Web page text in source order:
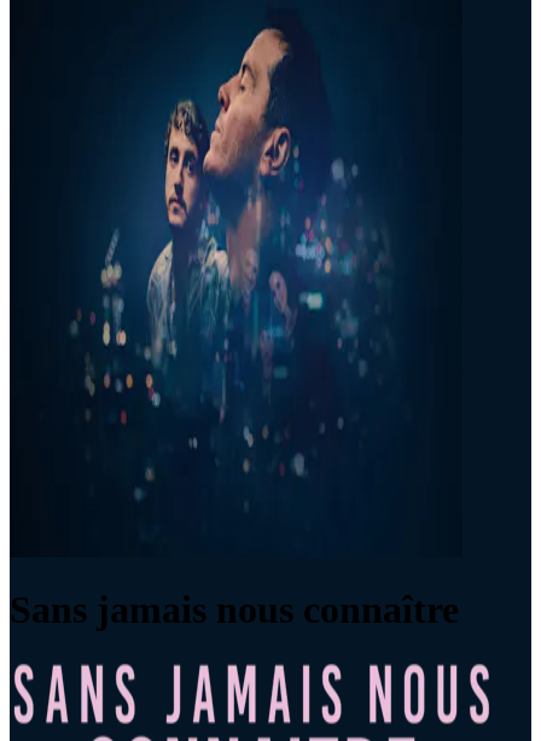
Sans jamais nous connaître